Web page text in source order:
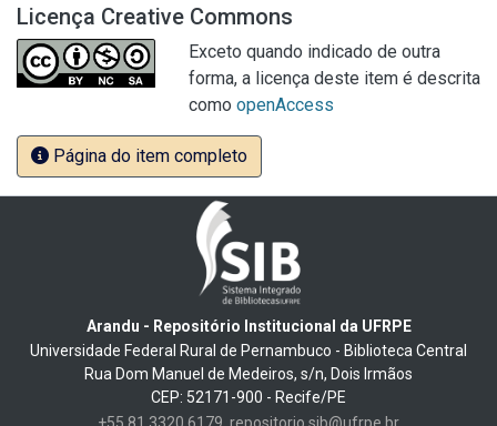
Licença Creative Commons
Exceto quando indicado de outra
forma, a licença deste item é descrita
como openAccess
Página do item completo
Arandu - Repositório Institucional da UFRPE
Universidade Federal Rural de Pernambuco - Biblioteca Central
Rua Dom Manuel de Medeiros, s/n, Dois Irmãos
CEP: 52171-900 - Recife/PE
+55 81 3320 6179 repositorio.sib@ufrpe.br